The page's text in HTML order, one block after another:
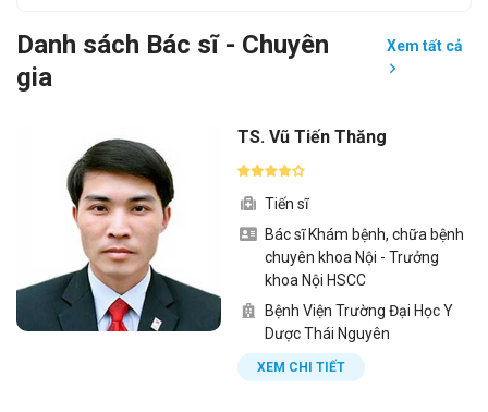
Danh sách Bác sĩ - Chuyên
gia
Xem tất cả
TS. Vũ Tiến Thăng
Tiến sĩ
Bác sĩ Khám bệnh, chữa bệnh
chuyên khoa Nội - Trưởng
khoa Nội HSCC
Bệnh Viện Trường Đại Học Y
Dược Thái Nguyên
XEM CHI TIẾT